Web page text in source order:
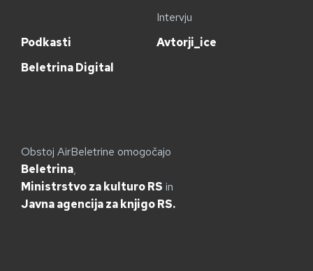
Intervju
Podkasti
Avtorji_ice
Beletrina Digital
Obstoj AirBeletrine omogočajo
Beletrina,
Ministrstvo za kulturo RS in
Javna agencija za knjigo RS.